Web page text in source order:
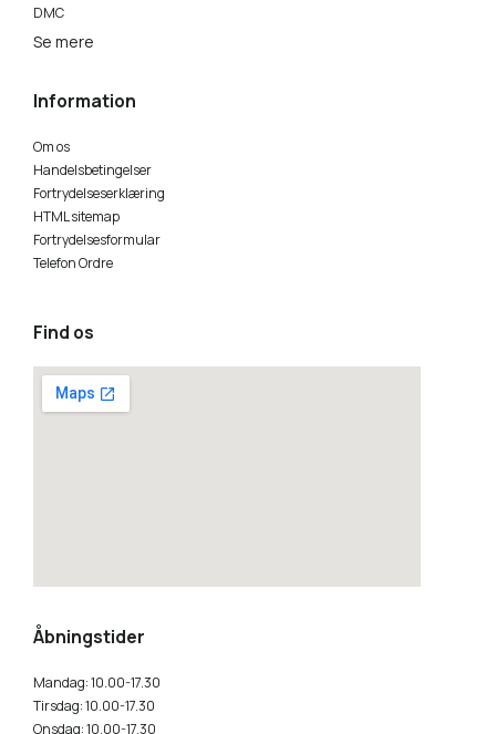
DMC
Se mere
Information
Om os
Handelsbetingelser
Fortrydelseserklæring
HTML sitemap
Fortrydelsesformular
Telefon Ordre
Find os
Åbningstider
Mandag: 10.00-17.30
Tirsdag: 10.00-17.30
Onsdag: 10.00-17.30